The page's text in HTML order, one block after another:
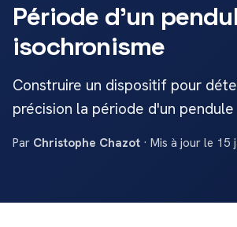
Période d'un
isochronisme
Construire un dispositif pour
précision la période d'un pendule
Par Christophe Chazot · Mis à jour le 15